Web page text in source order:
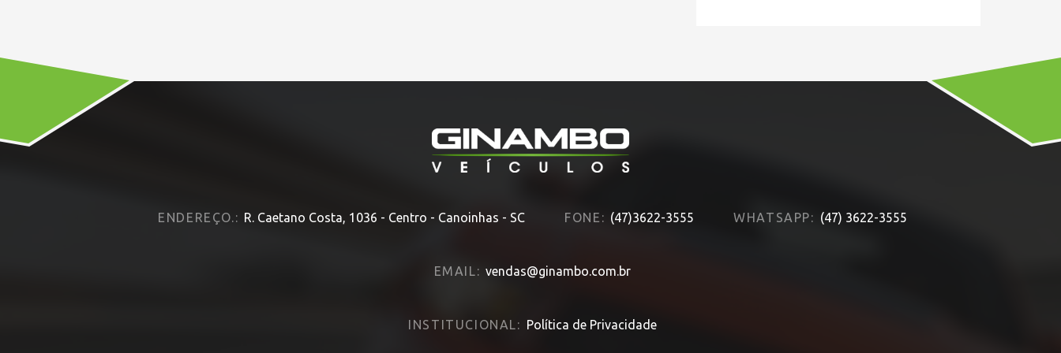
ENDEREÇO.: R. Caetano Costa, 1036 - Centro - Canoinhas - SC FONE: (47)3622-3555 WHATSAPP: (47) 3622-3555
EMAIL: vendas@ginambo.com.br
INSTITUCIONAL: Política de Privacidade